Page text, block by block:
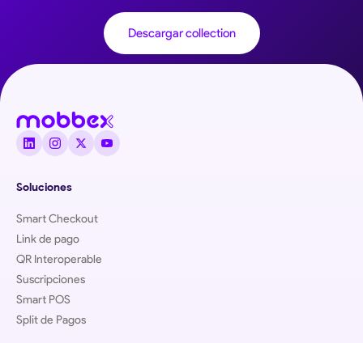
Descargar collection
Soluciones
Smart Checkout
Link de pago
QR Interoperable
Suscripciones
Smart POS
Split de Pagos